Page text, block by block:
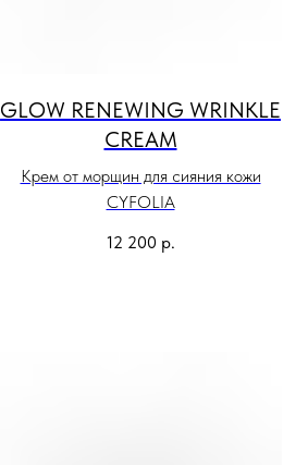
GLOW RENEWING WRINKLE
CREAM
Крем от морщин для сияния кожи
CYFOLIA
12 200 р.